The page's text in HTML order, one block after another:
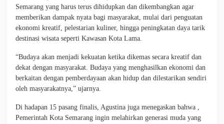
Semarang yang harus terus dihidupkan dan dikembangkan agar
memberikan dampak nyata bagi masyarakat, mulai dari penguatan
ekonomi kreatif, pelestarian kuliner, hingga peningkatan daya tarik
destinasi wisata seperti Kawasan Kota Lama.
“Budaya akan menjadi kekuatan ketika dikemas secara kreatif dan
dekat dengan masyarakat. Budaya yang menghasilkan ekonomi dan
berkaitan dengan pemberdayaan akan hidup dan dilestarikan sendiri
oleh masyarakatnya,” ujarnya.
Di hadapan 15 pasang finalis, Agustina juga menegaskan bahwa ,
Pemerintah Kota Semarang ingin melahirkan generasi muda yang